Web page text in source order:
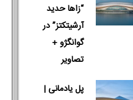
“زاها حدید
آرشیتکتز” در
گوانگژو +
تصاویر
پل یادمانی |